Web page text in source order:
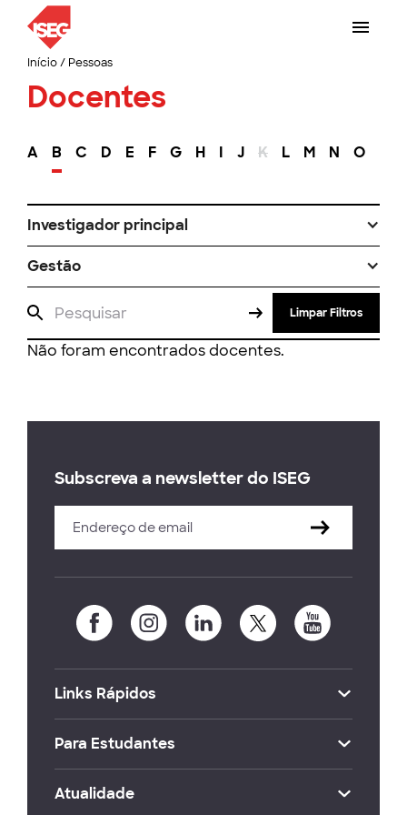
Início/ Pessoas
Docentes
A B C D E F G H I J K L M N O
Investigador principal
Gestão
Limpar Filtros
Não foram encontrados docentes.
Subscreva a newsletter do ISEG
Links Rápidos
Para Estudantes
Atualidade